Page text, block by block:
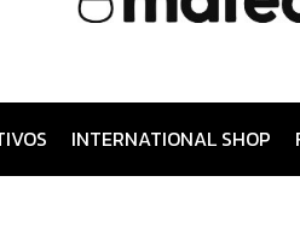
INTERNATIONAL SHOP